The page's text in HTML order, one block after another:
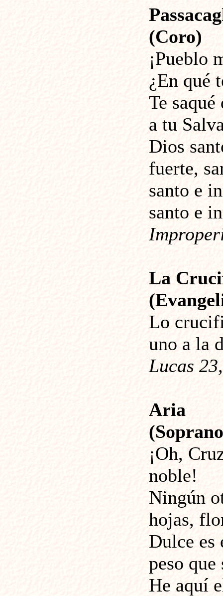
(Coro)
¡Pueblo
¿En qué
Te
a tu
Dios
fuerte,
santo e
santo e
La
Lo
uno a la
Lucas
Aria
¡Oh,
noble!
Ningún
hojas,
Dulce es
peso que
He aquí